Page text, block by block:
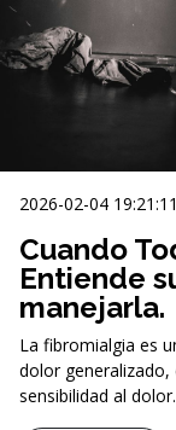
2026-02-04 19:21:11
Cuando
Entiende
manejarla.
La fibromialgia es
dolor
sensibilidad al dolor.